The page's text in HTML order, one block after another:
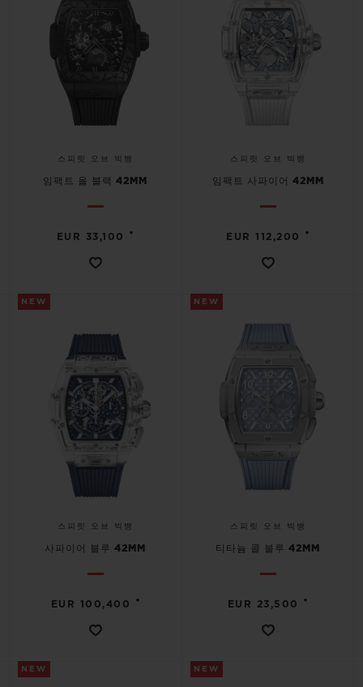
스피릿 오브 빅뱅
임팩트 올 블랙 42MM
EUR 33,100 •
스피릿 오브 빅뱅
임팩트 사파이어 42MM
EUR 112,200 •
NEW
스피릿 오브 빅뱅
사파이어 블루 42MM
EUR 100,400 •
NEW
스피릿 오브 빅뱅
티타늄 콜 블루 42MM
EUR 23,500 •
NEW NEW